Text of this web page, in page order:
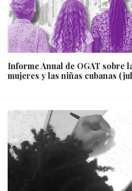
Informe Anual de OGAT sobre
mujeres y las niñas cubanas